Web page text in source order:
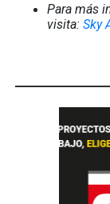
Para más
visita:Sky